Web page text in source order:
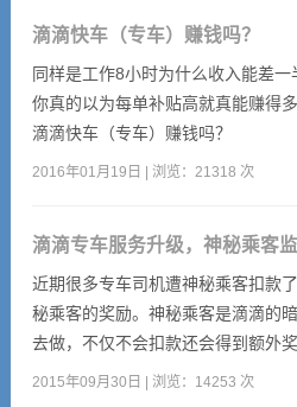
滴滴快车（专车）赚钱吗？
同样是工作8小时为什么收入能差一
你真的以为每单补贴高就真能赚得多
滴滴快车（专车）赚钱吗？
今天我就把王牌司机口述的秘诀分享
2016年01月19日 | 浏览：21318 次
滴滴专车服务升级，神秘乘客
近期很多专车司机遭神秘乘客扣款
秘乘客的奖励。神秘乘客是滴滴的
去做，不仅不会扣款还会得到额外
点，希望从现在开始，舒适型及以
2015年09月30日 | 浏览：14253 次